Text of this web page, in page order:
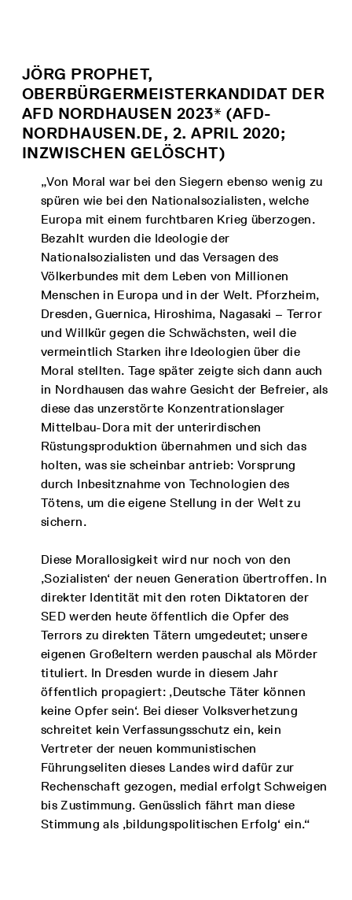
JÖRG PROPHET,
OBERBÜRGERMEISTERKANDIDAT DER
AFD NORDHAUSEN 2023* (AFD-
NORDHAUSEN.DE, 2. APRIL 2020;
INZWISCHEN GELÖSCHT)
„Von Moral war bei den Siegern ebenso wenig zu
spüren wie bei den Nationalsozialisten, welche
Europa mit einem furchtbaren Krieg überzogen.
Bezahlt wurden die Ideologie der
Nationalsozialisten und das Versagen des
Völkerbundes mit dem Leben von Millionen
Menschen in Europa und in der Welt. Pforzheim,
Dresden, Guernica, Hiroshima, Nagasaki – Terror
und Willkür gegen die Schwächsten, weil die
vermeintlich Starken ihre Ideologien über die
Moral stellten. Tage später zeigte sich dann auch
in Nordhausen das wahre Gesicht der Befreier, als
diese das unzerstörte Konzentrationslager
Mittelbau-Dora mit der unterirdischen
Rüstungsproduktion übernahmen und sich das
holten, was sie scheinbar antrieb: Vorsprung
durch Inbesitznahme von Technologien des
Tötens, um die eigene Stellung in der Welt zu
sichern.
Diese Morallosigkeit wird nur noch von den
‚Sozialisten‘ der neuen Generation übertroffen. In
direkter Identität mit den roten Diktatoren der
SED werden heute öffentlich die Opfer des
Terrors zu direkten Tätern umgedeutet; unsere
eigenen Großeltern werden pauschal als Mörder
tituliert. In Dresden wurde in diesem Jahr
öffentlich propagiert: ‚Deutsche Täter können
keine Opfer sein‘. Bei dieser Volksverhetzung
schreitet kein Verfassungsschutz ein, kein
Vertreter der neuen kommunistischen
Führungseliten dieses Landes wird dafür zur
Rechenschaft gezogen, medial erfolgt Schweigen
bis Zustimmung. Genüsslich fährt man diese
Stimmung als ‚bildungspolitischen Erfolg‘ ein.“